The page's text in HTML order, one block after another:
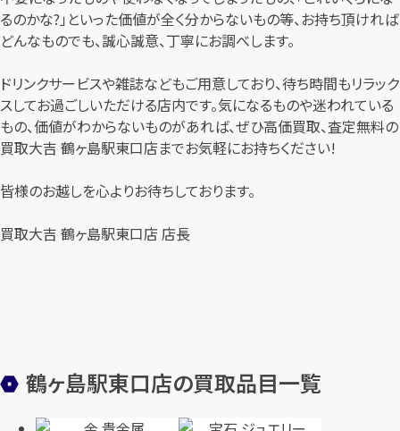
るのかな?」といった価値が全く分からないもの等、お持ち頂ければ
どんなものでも、誠心誠意、丁寧にお調べします。
ドリンクサービスや雑誌などもご用意しており、待ち時間もリラック
スしてお過ごしいただける店内です。気になるものや迷われている
もの、価値がわからないものがあれば、ぜひ高価買取、査定無料の
買取大吉 鶴ヶ島駅東口店までお気軽にお持ちください!
皆様のお越しを心よりお待ちしております。
買取大吉 鶴ヶ島駅東口店 店長
鶴ヶ島駅東口店の買取品目一覧